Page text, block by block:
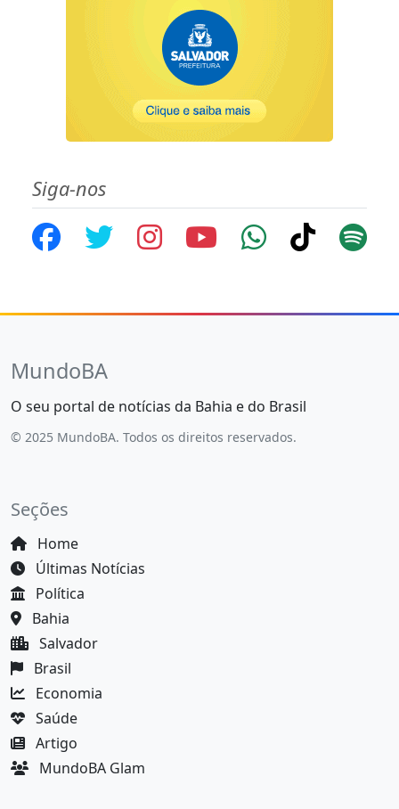
Siga-nos
MundoBA
O seu portal de notícias da Bahia e do Brasil
© 2025 MundoBA. Todos os direitos reservados.
Seções
Home
Últimas Notícias
Política
Bahia
Salvador
Brasil
Economia
Saúde
Artigo
MundoBA Glam